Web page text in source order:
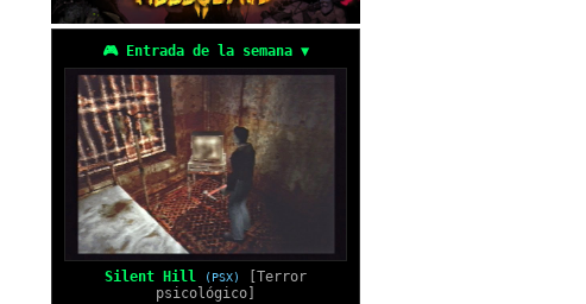
🎮 Entrada de la semana ▼
Silent Hill (PSX)
[Terror
psicológico]